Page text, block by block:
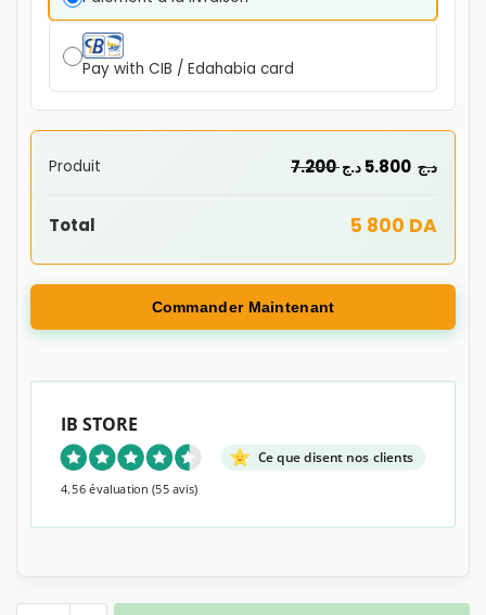
Pay with CIB / Edahabia card
Produit 7.200 د.ج 5.800 د.ج
Total 5 800 DA
Commander Maintenant
IB STORE
Ce que disent nos clients
4.56 évaluation (55 avis)